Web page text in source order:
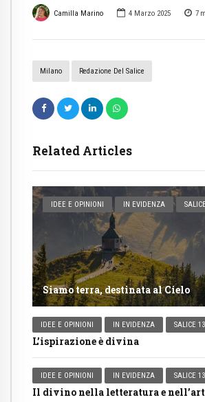
Camilla Marino 4 Marzo 2025 7
Milano Redazione Del Salice
Related Articles
IDEE E OPINIONI IN EVIDENZA
Siamo terra, destinata al Cielo
IDEE E OPINIONI IN EVIDENZA SALICE
L’ispirazione è divina
IDEE E OPINIONI IN EVIDENZA SALICE
Il divino nella letteratura e